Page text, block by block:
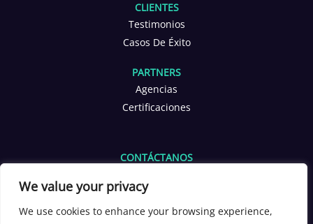
We value your privacy
We use cookies to enhance your browsing experience,
CLIENTES
Testimonios
Casos De Éxito
PARTNERS
Agencias
Certificaciones
CONTÁCTANOS
+1 601 653 2566